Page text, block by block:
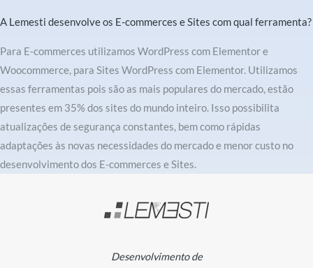
A Lemesti desenvolve os E-commerces e Sites com qual ferramenta?
Para E-commerces utilizamos WordPress com Elementor e
Woocommerce, para Sites WordPress com Elementor. Utilizamos
essas ferramentas pois são as mais populares do mercado, estão
presentes em 35% dos sites do mundo inteiro. Isso possibilita
atualizações de segurança constantes, bem como rápidas
adaptações às novas necessidades do mercado e menor custo no
desenvolvimento dos E-commerces e Sites.
Desenvolvimento de